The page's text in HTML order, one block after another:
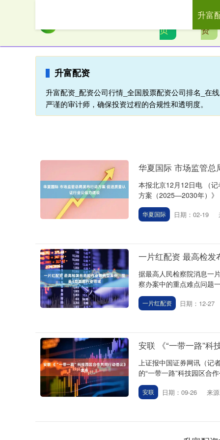
页
升富
资
升富配资
升富配资_配资公司行情_全国股票配资公司排名_在
严谨的审计师，确保投资过程的合规性和透明度。
升富
华夏国际 市场监管总
本报北京12月12日电 （
方案（2025—2030年）》
华夏国际 日期：02-19
一片红配资 最高检发
据最高人民检察院消息一
察办案中的重点难点问题
一片红配资 日期：12-27
安联 《“一带一路”科
上证报中国证券网讯（记
的“一带一路”科技园区合
安联 日期：09-26 来
2.13% 上证指数 3940.04 39.68